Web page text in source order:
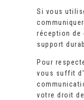
Si vous
réception de
support
Pour
vous suffit
votre droit